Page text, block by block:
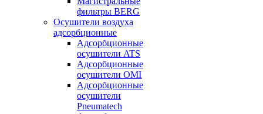
фильтры BERG
Осушители воздуха
адсорбционные
Адсорбционные
осушители ATS
Адсорбционные
осушители OMI
Адсорбционные
осушители
Pneumatech